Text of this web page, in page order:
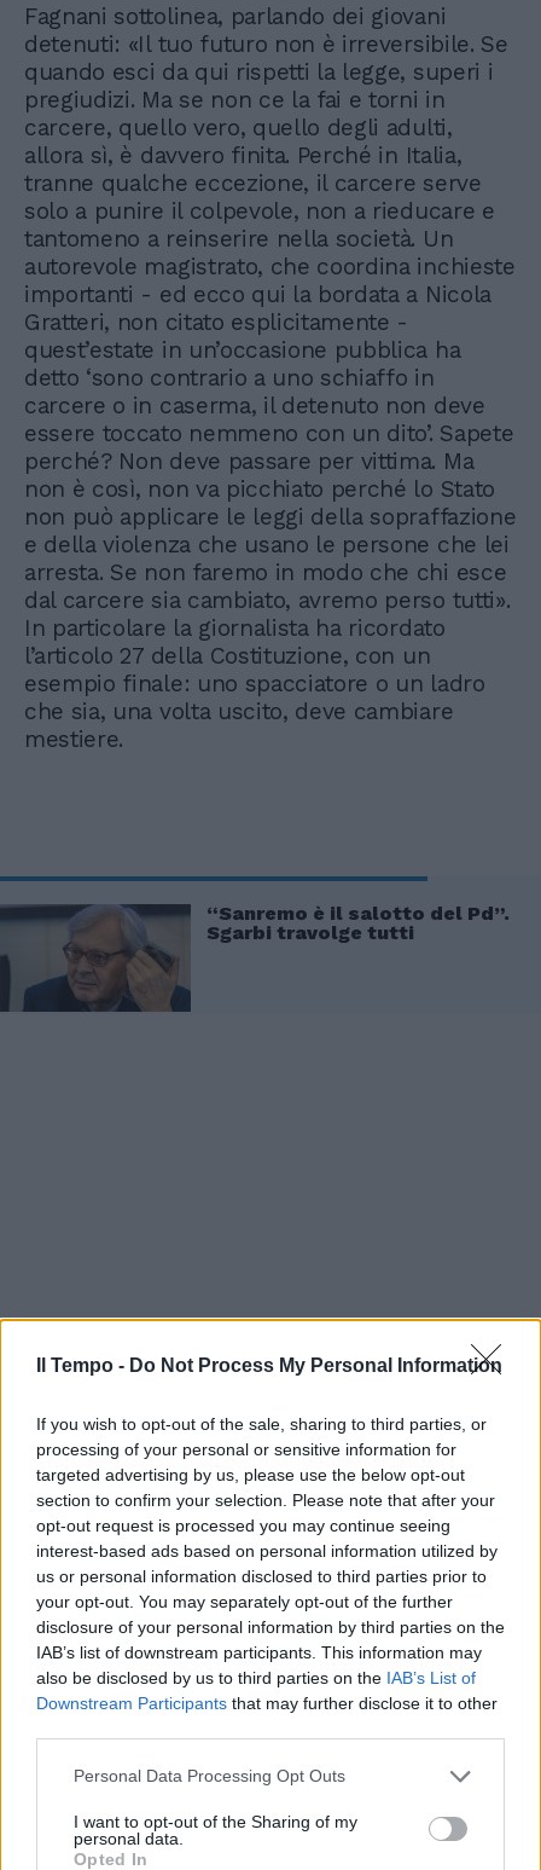
Il Tempo - Do Not Process My Personal Information
If you wish to opt-out of the sale, sharing to third parties, or
processing of your personal or sensitive information for
targeted advertising by us, please use the below opt-out
section to confirm your selection. Please note that after your
opt-out request is processed you may continue seeing
interest-based ads based on personal information utilized by
us or personal information disclosed to third parties prior to
your opt-out. You may separately opt-out of the further
disclosure of your personal information by third parties on the
IAB’s list of downstream participants. This information may
also be disclosed by us to third parties on the IAB’s List of
Downstream Participants that may further disclose it to other
Personal Data Processing Opt Outs
I want to opt-out of the Sharing of my
personal data.
Opted In
Fagnani sottolinea, parlando dei giovani
detenuti: «Il tuo futuro non è irreversibile. Se
quando esci da qui rispetti la legge, superi i
pregiudizi. Ma se non ce la fai e torni in
carcere, quello vero, quello degli adulti,
allora sì, è davvero finita. Perché in Italia,
tranne qualche eccezione, il carcere serve
solo a punire il colpevole, non a rieducare e
tantomeno a reinserire nella società. Un
autorevole magistrato, che coordina inchieste
importanti - ed ecco qui la bordata a Nicola
Gratteri, non citato esplicitamente -
quest’estate in un’occasione pubblica ha
detto ‘sono contrario a uno schiaffo in
carcere o in caserma, il detenuto non deve
essere toccato nemmeno con un dito’. Sapete
perché? Non deve passare per vittima. Ma
non è così, non va picchiato perché lo Stato
non può applicare le leggi della sopraffazione
e della violenza che usano le persone che lei
arresta. Se non faremo in modo che chi esce
dal carcere sia cambiato, avremo perso tutti».
In particolare la giornalista ha ricordato
l’articolo 27 della Costituzione, con un
esempio finale: uno spacciatore o un ladro
che sia, una volta uscito, deve cambiare
mestiere.
“Sanremo è il salotto del Pd”.
Sgarbi travolge tutti